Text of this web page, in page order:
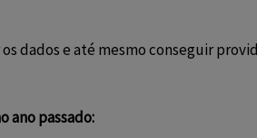
dados e até mesmo conseguir
ano passado: